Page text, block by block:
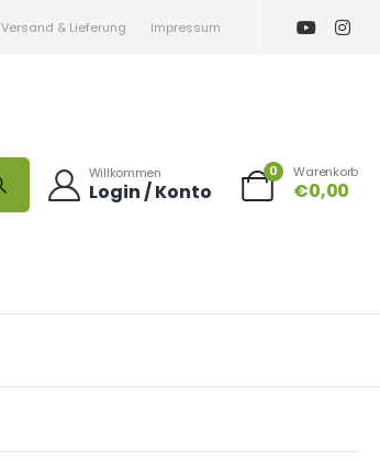
Versand & Lieferung Impressum
Willkommen
Login / Konto
0 Warenkorb
€0,00